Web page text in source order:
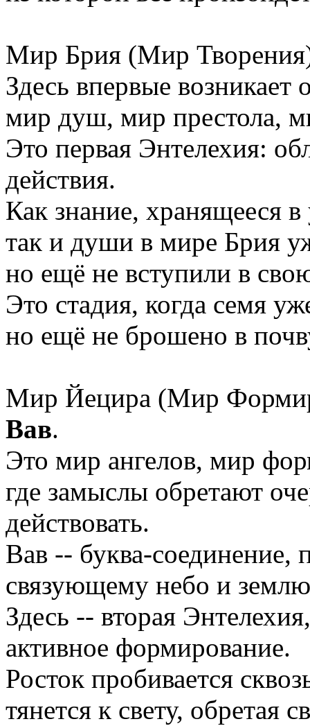
Мир Брия (Мир Творения)
Здесь впервые
мир душ, мир престола,
Это первая Энтелехия:
действия.
Как знание, хранящееся
так и души в мире Брия
но ещё не вступили в
Это стадия, когда семя
но ещё не брошено в
Мир Йецира (Мир
Вав.
Это мир ангелов, мир
где замыслы обретают
действовать.
Вав -- буква-соединение,
связующему небо и
Здесь -- вторая
активное формирование.
Росток пробивается
тянется к свету, обретая